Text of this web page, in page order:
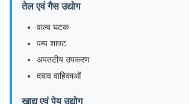
तेल एवं गैस उद्योग
वाल्व घटक
पम्प शाफ्ट
अपतटीय उपकरण
दबाव वाहिकाओं
खाद्य एवं पेय उद्योग